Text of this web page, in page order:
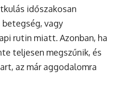
időszakosan
vagy
rutin miatt. Azonban, ha
teljesen megszűnik, és
az már aggodalomra